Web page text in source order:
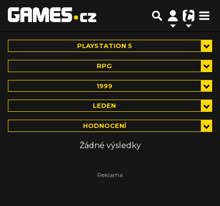
PLAYSTATION 5
RPG
1999
LEDEN
HODNOCENÍ
Žádné výsledky